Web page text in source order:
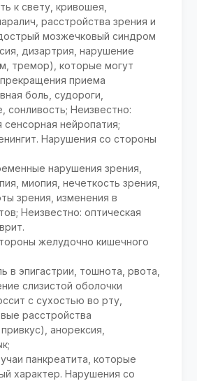
к свету, кривошея,
расстройства зрения и
мозжечковый синдром
дизартрия, нарушение
тремор), которые могут
приема
боль, судороги,
сонливость; Неизвестно:
сенсорная нейропатия;
Нарушения со стороны
нарушения зрения,
миопия, нечеткость зрения,
зрения, изменения в
Неизвестно: оптическая
желудочно кишечного
в эпигастрии, тошнота, рвота,
слизистой оболочки
с сухостью во рту,
расстройства
анорексия,
панкреатита, которые
характер. Нарушения со